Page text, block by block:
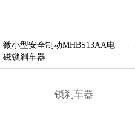
微小型安全制动MHBS13AA电
磁锁刹车器